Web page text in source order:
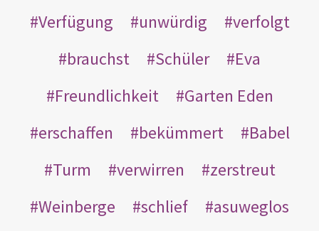
Verfügung
unwürdig
verfolgt
brauchst
Schüler
Eva
Freundlichkeit
Garten Eden
erschaffen
bekümmert
Babel
Turm
verwirren
zerstreut
Weinberge
schlief
asuweglos